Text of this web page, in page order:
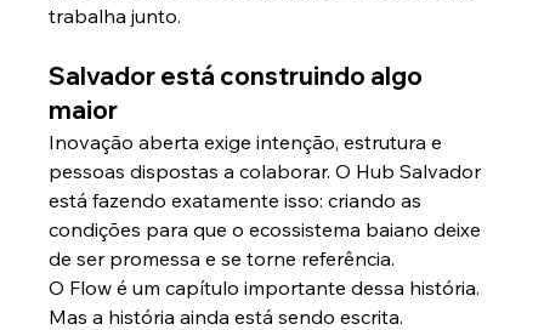
trabalha junto.
Salvador está construindo algo
maior
Inovação aberta exige intenção, estrutura e
pessoas dispostas a colaborar. O Hub Salvador
está fazendo exatamente isso: criando as
condições para que o ecossistema baiano deixe
de ser promessa e se torne referência.
O Flow é um capítulo importante dessa história.
Mas a história ainda está sendo escrita.